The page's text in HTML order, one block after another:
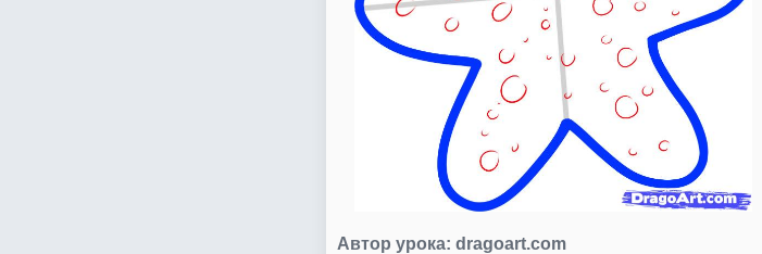
Автор урока: dragoart.com